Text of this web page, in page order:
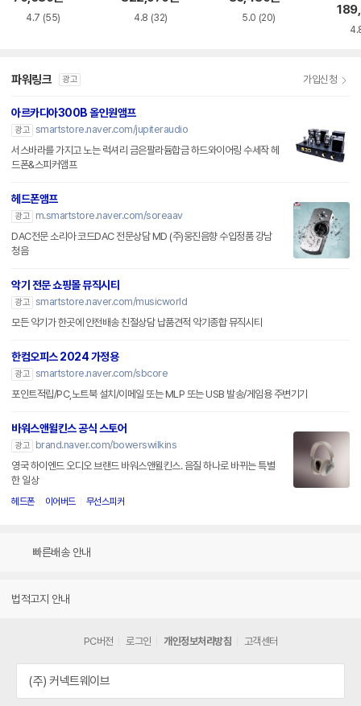
4.7 (55) 4.8 (32) 5.0 (20)
파워링크 광고 가입신청
아르카디아300B 올인원앰프
광고 smartstore.naver.com/jupiteraudio
서스바라를 가지고 노는 럭셔리 금은팔라듐합금 하드와이어링 수세작 헤
드폰&스피커앰프
헤드폰앰프
광고
m.smartstore.naver.com/soreaav
DAC전문 소리아 코드DAC 전문상담 MD (주)웅진음향 수입정품 강남
청음
악기 전문 쇼핑몰 뮤직시티
광고 smartstore.naver.com/musicworld
모든 악기가 한곳에 안전배송 친절상담 납품견적 악기종합 뮤직시티
한컴오피스 2024 가정용
광고 smartstore.naver.com/sbcore
포인트적립/PC,노트북 설치/이메일 또는 MLP 또는 USB 발송/게임용 주변기기
바워스앤윌킨스 공식 스토어
광고
brand.naver.com/bowerswilkins
영국 하이엔드 오디오 브랜드 바워스앤윌킨스. 음질 하나로 바뀌는 특별
한 일상
헤드폰 이어버드 무선스피커
빠른배송 안내
법적고지 안내
PC버전 로그인 개인정보처리방침 고객센터
(주) 커넥트웨이브